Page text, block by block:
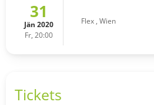
31
Jän 2020
Fr, 20:00
Flex , Wien
Tickets